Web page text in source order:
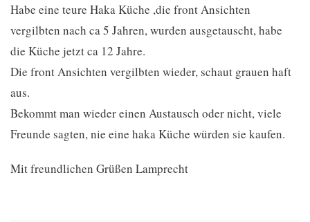
Habe eine teure Haka Küche ,die front Ansichten
vergilbten nach ca 5 Jahren, wurden ausgetauscht, habe
die Küche jetzt ca 12 Jahre.
Die front Ansichten vergilbten wieder, schaut grauen haft
aus.
Bekommt man wieder einen Austausch oder nicht, viele
Freunde sagten, nie eine haka Küche würden sie kaufen.
Mit freundlichen Grüßen Lamprecht